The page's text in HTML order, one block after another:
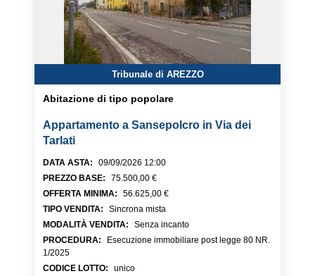
Tribunale di AREZZO
Abitazione di tipo popolare
Appartamento a Sansepolcro in Via dei
Tarlati
DATA ASTA:
09/09/2026 12:00
PREZZO BASE:
75.500,00 €
OFFERTA MINIMA:
56.625,00 €
TIPO VENDITA:
Sincrona mista
MODALITÀ VENDITA:
Senza incanto
PROCEDURA:
Esecuzione immobiliare post legge 80 NR.
1/2025
CODICE LOTTO: unico